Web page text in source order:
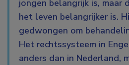
jongen belangrijk is, maar
het leven belangrijker is.
gedwongen om
Het rechtssysteem in
anders dan in Nederland,